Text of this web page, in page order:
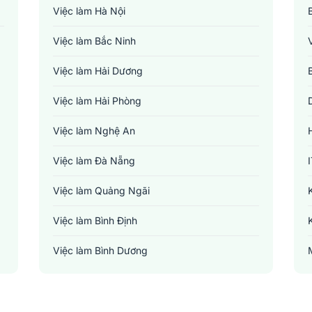
Việc làm Hà Nội
Việc làm Bắc Ninh
Việc làm Hải Dương
Việc làm Hải Phòng
Việc làm Nghệ An
Việc làm Đà Nẵng
Việc làm Quảng Ngãi
Việc làm Bình Định
Việc làm Bình Dương